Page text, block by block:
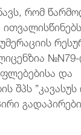
რომ
და
შპს